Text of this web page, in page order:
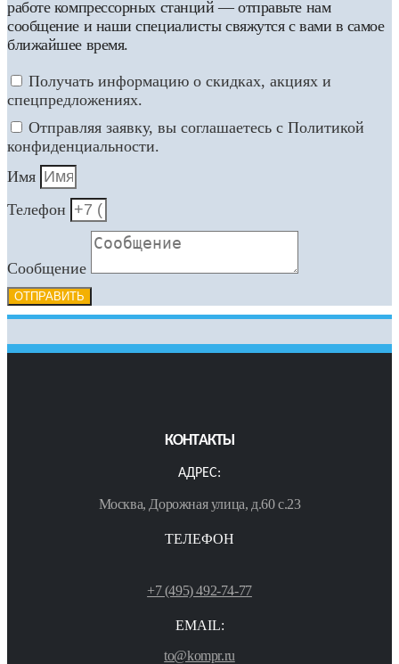
работе компрессорных станций — отправьте нам
сообщение и наши специалисты свяжутся с вами в самое
ближайшее время.
Получать информацию о скидках, акциях и
спецпредложениях.
Отправляя заявку, вы соглашаетесь с Политикой
конфиденциальности.
Имя
Телефон
Сообщение
ОТПРАВИТЬ
КОНТАКТЫ
АДРЕС:
Москва, Дорожная улица, д.60 с.23
ТЕЛЕФОН
+7 (495) 492-74-77
EMAIL:
to@kompr.ru